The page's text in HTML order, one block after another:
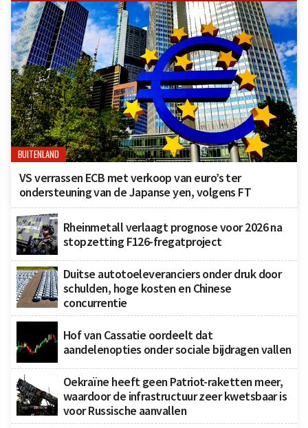
BUITENLAND
VS verrassen ECB met verkoop van euro’s ter
ondersteuning van de Japanse yen, volgens FT
Rheinmetall verlaagt prognose voor 2026 na
stopzetting F126-fregatproject
Duitse autotoeleveranciers onder druk door
schulden, hoge kosten en Chinese
concurrentie
Hof van Cassatie oordeelt dat
aandelenopties onder sociale bijdragen vallen
Oekraïne heeft geen Patriot-raketten meer,
waardoor de infrastructuur zeer kwetsbaar is
voor Russische aanvallen